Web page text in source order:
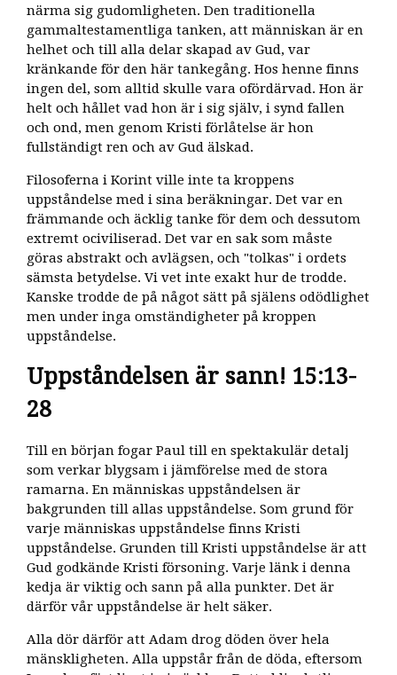
närma sig gudomligheten. Den traditionella
gammaltestamentliga tanken, att människan är en
helhet och till alla delar skapad av Gud, var
kränkande för den här tankegång. Hos henne finns
ingen del, som alltid skulle vara ofördärvad. Hon är
helt och hållet vad hon är i sig själv, i synd fallen
och ond, men genom Kristi förlåtelse är hon
fullständigt ren och av Gud älskad.
Filosoferna i Korint ville inte ta kroppens
uppståndelse med i sina beräkningar. Det var en
främmande och äcklig tanke för dem och dessutom
extremt ociviliserad. Det var en sak som måste
göras abstrakt och avlägsen, och "tolkas" i ordets
sämsta betydelse. Vi vet inte exakt hur de trodde.
Kanske trodde de på något sätt på själens odödlighet
men under inga omständigheter på kroppen
uppståndelse.
Uppståndelsen är sann! 15:13-
28
Till en början fogar Paul till en spektakulär detalj
som verkar blygsam i jämförelse med de stora
ramarna. En människas uppståndelsen är
bakgrunden till allas uppståndelse. Som grund för
varje människas uppståndelse finns Kristi
uppståndelse. Grunden till Kristi uppståndelse är att
Gud godkände Kristi försoning. Varje länk i denna
kedja är viktig och sann på alla punkter. Det är
därför vår uppståndelse är helt säker.
Alla dör därför att Adam drog döden över hela
mänskligheten. Alla uppstår från de döda, eftersom